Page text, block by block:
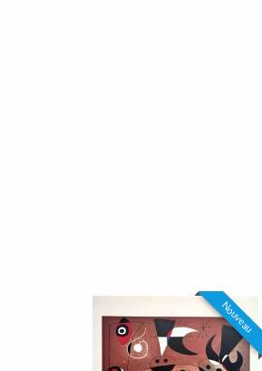
Nouveau